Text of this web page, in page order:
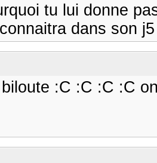
tu lui donne
dans son
:C :C :C :C